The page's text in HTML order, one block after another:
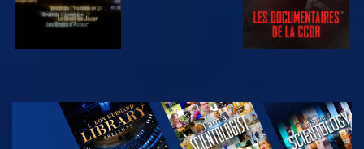
REGARDER
DÉCOUVRIR
LES SÉRIES